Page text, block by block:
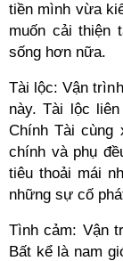
tiền mình vừa
muốn cải thiện
sống hơn nữa.
Tài lộc: Vận
này. Tài lộc
Chính Tài cùng
chính và phụ
tiêu thoải mái
những sự cố
Tình cảm: Vận
Bất kể là nam